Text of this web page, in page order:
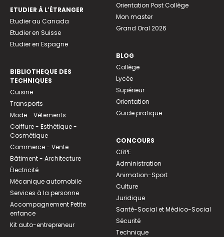
ETUDIER À L’ÉTRANGER
Etudier au Canada
Etudier en Suisse
Etudier en Espagne
BIBLIOTHEQUE DES
TECHNIQUES
Cuisine
Transports
Mode - Vêtements
Coiffure - Esthétique -
Cosmétique
Commerce - Vente
Bâtiment - Architecture
Électricité
Mécanique automobile
Services à la personne
Accompagnement Petite
enfance
Kit auto-entrepreneur
Orientation Post Collège
Mon master
Grand Oral 2026
BLOG
Collège
Lycée
Supérieur
Orientation
Guide pratique
CONCOURS
CRPE
Administration
Animation-Sport
Culture
Juridique
Santé-Social et Médico-Social
Sécurité
Technique